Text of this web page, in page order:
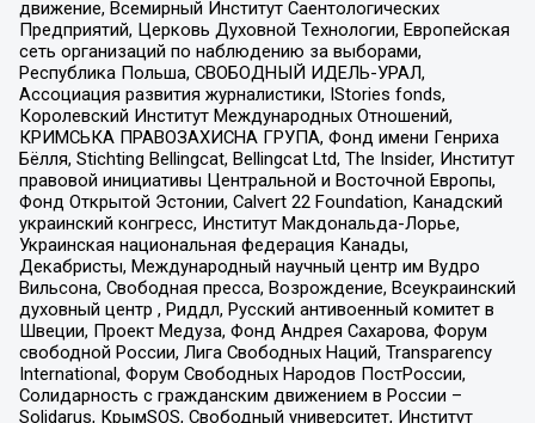
движение, Всемирный Институт Саентологических
Предприятий, Церковь Духовной Технологии, Европейская
сеть организаций по наблюдению за выборами,
Республика Польша, СВОБОДНЫЙ ИДЕЛЬ-УРАЛ,
Ассоциация развития журналистики, IStories fonds,
Королевский Институт Международных Отношений,
КРИМСЬКА ПРАВОЗАХИСНА ГРУПА, Фонд имени Генриха
Бёлля, Stichting Bellingcat, Bellingcat Ltd, The Insider, Институт
правовой инициативы Центральной и Восточной Европы,
Фонд Открытой Эстонии, Calvert 22 Foundation, Канадский
украинский конгресс, Институт Макдональда-Лорье,
Украинская национальная федерация Канады,
Декабристы, Международный научный центр им Вудро
Вильсона, Свободная пресса, Возрождение, Всеукраинский
духовный центр , Риддл, Русский антивоенный комитет в
Швеции, Проект Медуза, Фонд Андрея Сахарова, Форум
свободной России, Лига Свободных Наций, Transparеncy
International, Форум Свободных Народов ПостРоссии,
Солидарность с гражданским движением в России –
Solidarus, КрымSOS, Свободный университет, Институт